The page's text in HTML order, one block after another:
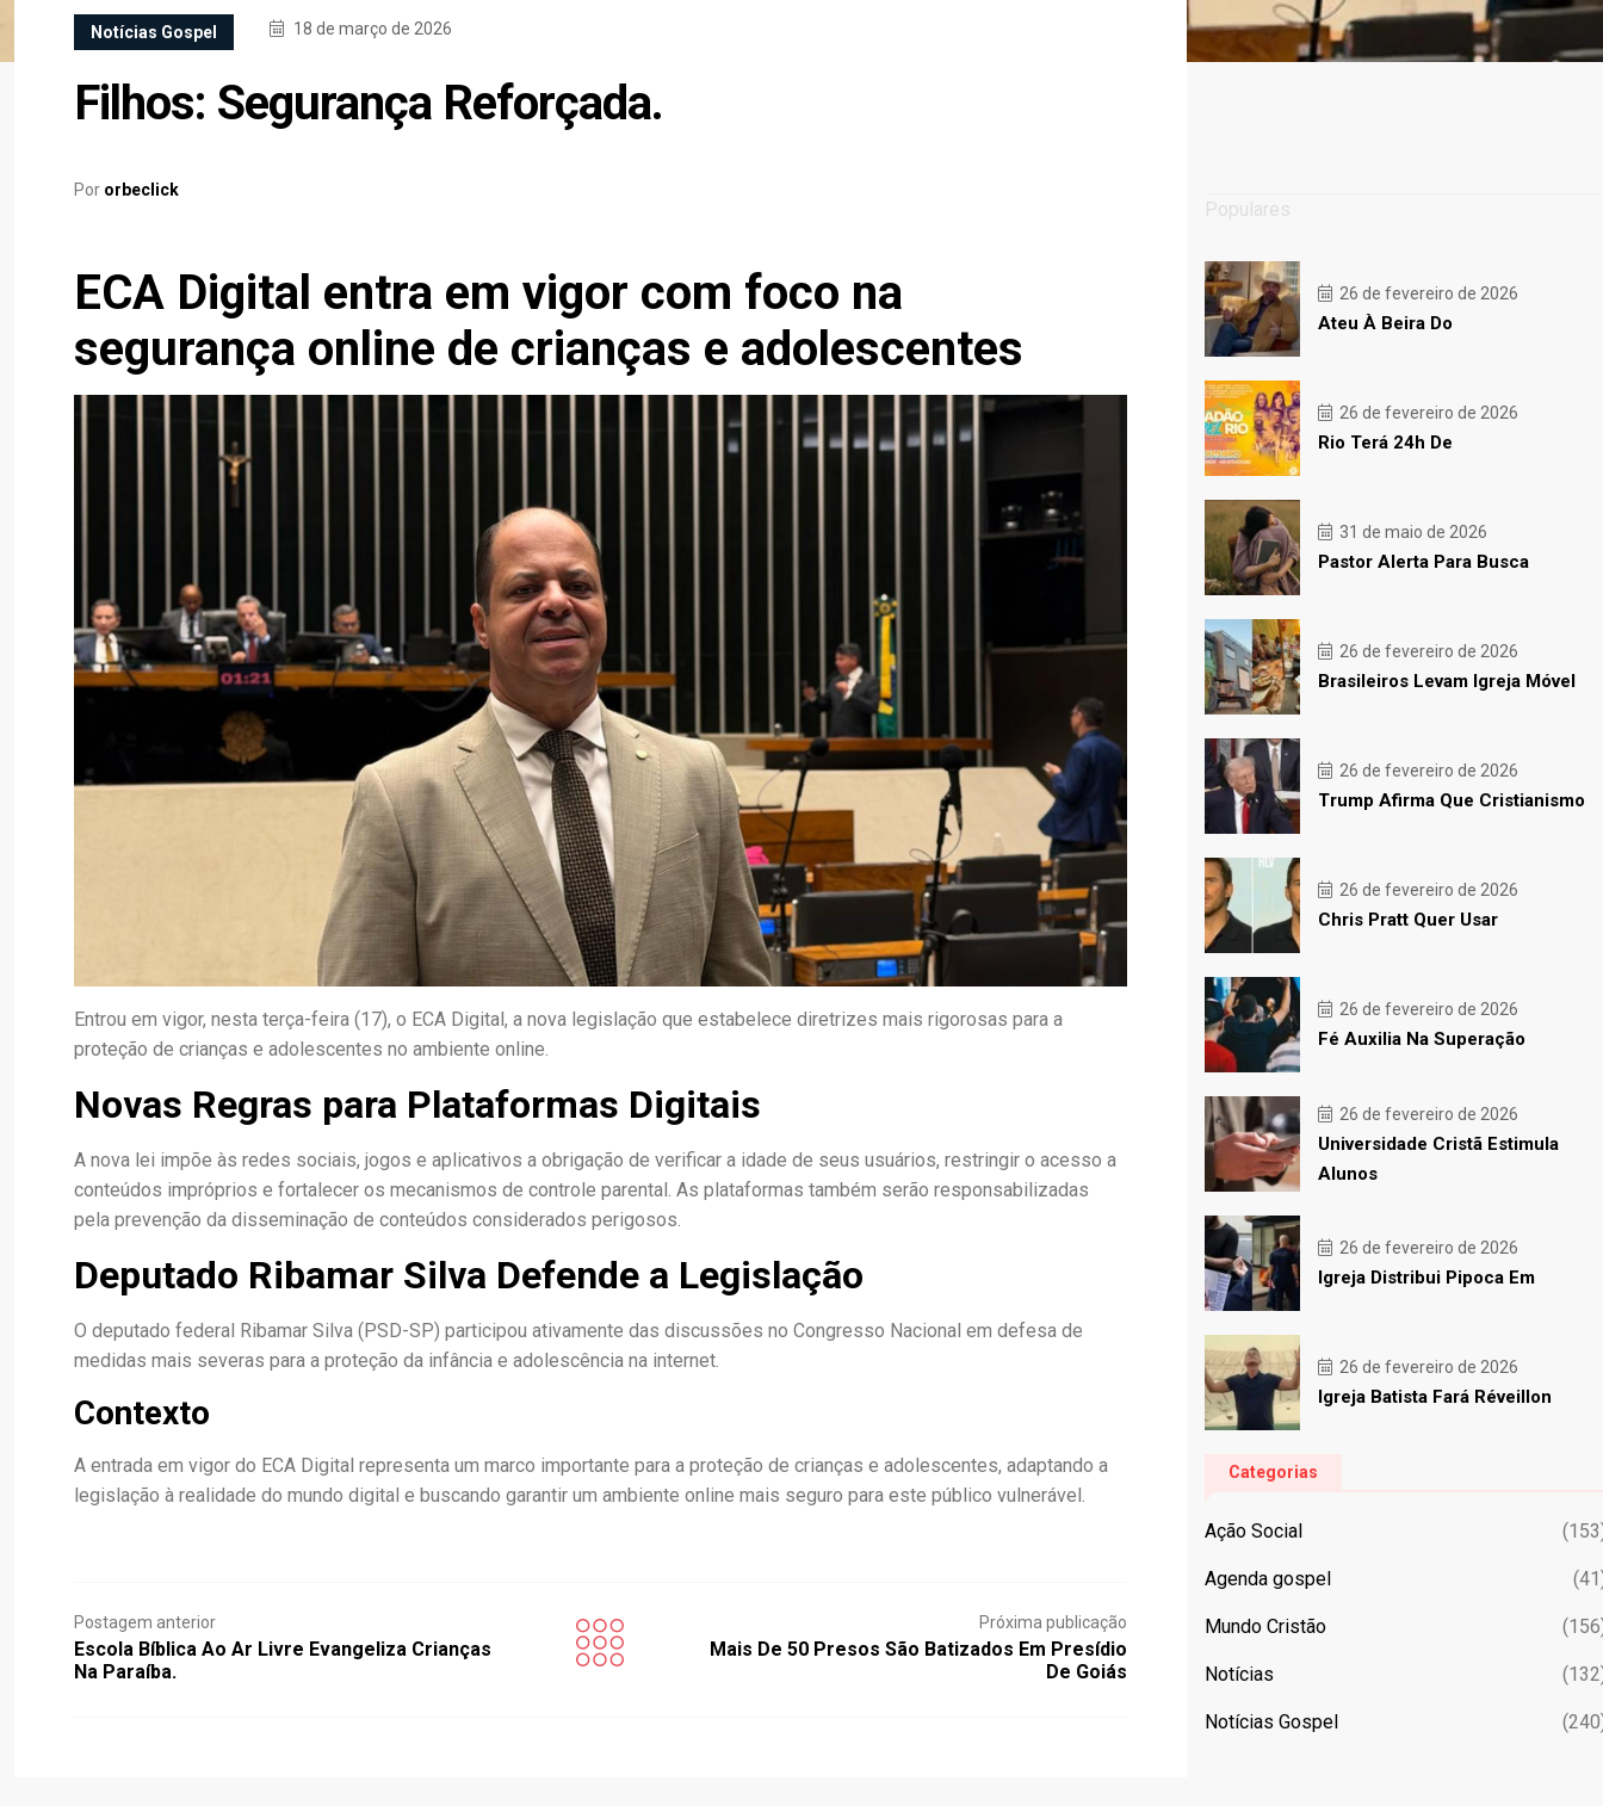
Notícias Gospel 18 de março de 2026
Filhos: Segurança Reforçada.
Por orbeclick
ECA Digital entra em vigor com foco na
segurança online de crianças e adolescentes
Entrou em vigor, nesta terça-feira (17), o ECA Digital, a nova legislação que estabelece diretrizes mais rigorosas para a
proteção de crianças e adolescentes no ambiente online.
Novas Regras para Plataformas Digitais
A nova lei impõe às redes sociais, jogos e aplicativos a obrigação de verificar a idade de seus usuários, restringir o acesso a
conteúdos impróprios e fortalecer os mecanismos de controle parental. As plataformas também serão responsabilizadas
pela prevenção da disseminação de conteúdos considerados perigosos.
Deputado Ribamar Silva Defende a Legislação
O deputado federal Ribamar Silva (PSD-SP) participou ativamente das discussões no Congresso Nacional em defesa de
medidas mais severas para a proteção da infância e adolescência na internet.
Contexto
A entrada em vigor do ECA Digital representa um marco importante para a proteção de crianças e adolescentes, adaptando a
legislação à realidade do mundo digital e buscando garantir um ambiente online mais seguro para este público vulnerável.
Postagem anterior
Escola Bíblica Ao Ar Livre Evangeliza Crianças
Na Paraíba.
Próxima publicação
Mais De 50 Presos São Batizados Em Presídio
De Goiás
Populares
26 de fevereiro de 2026
Ateu À Beira Do
26 de fevereiro de 2026
Rio Terá 24h De
31 de maio de 2026
Pastor Alerta Para Busca
26 de fevereiro de 2026
Brasileiros Levam Igreja Móvel
26 de fevereiro de 2026
Trump Afirma Que Cristianismo
26 de fevereiro de 2026
Chris Pratt Quer Usar
26 de fevereiro de 2026
Fé Auxilia Na Superação
26 de fevereiro de 2026
Universidade Cristã Estimula
Alunos
26 de fevereiro de 2026
Igreja Distribui Pipoca Em
26 de fevereiro de 2026
Igreja Batista Fará Réveillon
Categorias
Ação Social
Agenda gospel
Mundo Cristão
Notícias
Notícias Gospel